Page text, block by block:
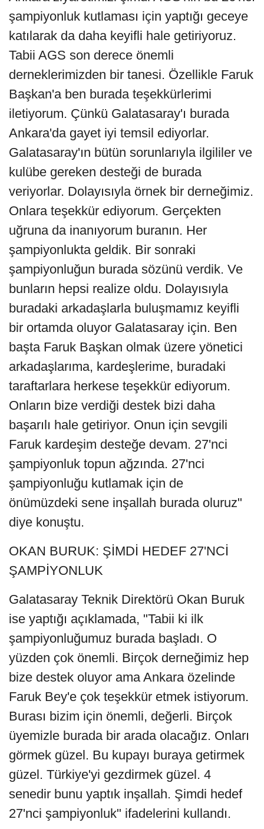
şampiyonluk kutlaması için yaptığı geceye
katılarak da daha keyifli hale getiriyoruz.
Tabii AGS son derece önemli
derneklerimizden bir tanesi. Özellikle Faruk
Başkan'a ben burada teşekkürlerimi
iletiyorum. Çünkü Galatasaray'ı burada
Ankara'da gayet iyi temsil ediyorlar.
Galatasaray'ın bütün sorunlarıyla ilgililer ve
kulübe gereken desteği de burada
veriyorlar. Dolayısıyla örnek bir derneğimiz.
Onlara teşekkür ediyorum. Gerçekten
uğruna da inanıyorum buranın. Her
şampiyonlukta geldik. Bir sonraki
şampiyonluğun burada sözünü verdik. Ve
bunların hepsi realize oldu. Dolayısıyla
buradaki arkadaşlarla buluşmamız keyifli
bir ortamda oluyor Galatasaray için. Ben
başta Faruk Başkan olmak üzere yönetici
arkadaşlarıma, kardeşlerime, buradaki
taraftarlara herkese teşekkür ediyorum.
Onların bize verdiği destek bizi daha
başarılı hale getiriyor. Onun için sevgili
Faruk kardeşim desteğe devam. 27'nci
şampiyonluk topun ağzında. 27'nci
şampiyonluğu kutlamak için de
önümüzdeki sene inşallah burada oluruz"
diye konuştu.
OKAN BURUK: ŞİMDİ HEDEF 27'NCİ
ŞAMPİYONLUK
Galatasaray Teknik Direktörü Okan Buruk
ise yaptığı açıklamada, "Tabii ki ilk
şampiyonluğumuz burada başladı. O
yüzden çok önemli. Birçok derneğimiz hep
bize destek oluyor ama Ankara özelinde
Faruk Bey'e çok teşekkür etmek istiyorum.
Burası bizim için önemli, değerli. Birçok
üyemizle burada bir arada olacağız. Onları
görmek güzel. Bu kupayı buraya getirmek
güzel. Türkiye'yi gezdirmek güzel. 4
senedir bunu yaptık inşallah. Şimdi hedef
27'nci şampiyonluk" ifadelerini kullandı.